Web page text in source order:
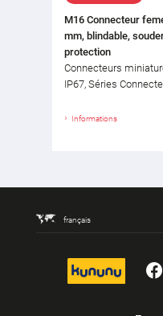
M16 Connecteur
mm, blindable,
protection
Connecteurs
IP67, Séries
Informations
français
kununu